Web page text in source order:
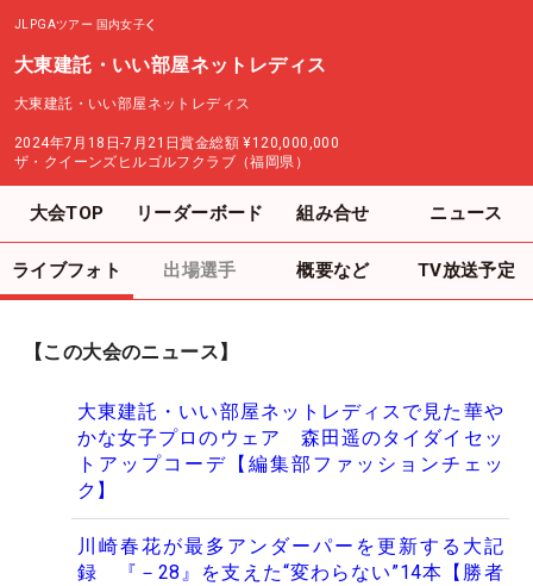
JLPGAツアー 国内女子
大東建託・いい部屋ネットレディス
大東建託・いい部屋ネットレディス
2024年7月18日-7月21日賞金総額 ¥120,000,000
ザ・クイーンズヒルゴルフクラブ（福岡県）
大会TOP リーダーボード 組み合せ ニュース
ライブフォト 出場選手 概要など TV放送予定
【この大会のニュース】
大東建託・いい部屋ネットレディスで見た華や
かな女子プロのウェア 森田遥のタイダイセッ
トアップコーデ【編集部ファッションチェッ
ク】
川崎春花が最多アンダーパーを更新する大記
録 『－28』を支えた“変わらない”14本【勝者